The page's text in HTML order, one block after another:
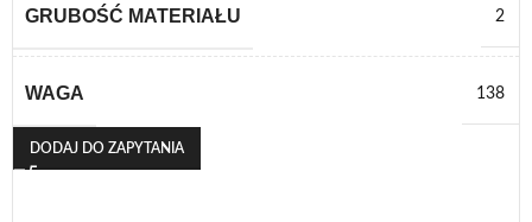
GRUBOŚĆ MATERIAŁU 2
WAGA 138
DODAJ DO ZAPYTANIA